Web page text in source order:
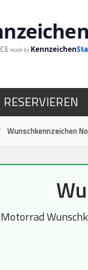
made by Kennzeichen
Wunschkennzeichen
Motorrad